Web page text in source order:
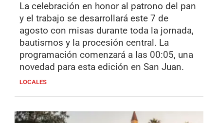
La celebración en honor al patrono del pan
y el trabajo se desarrollará este 7 de
agosto con misas durante toda la jornada,
bautismos y la procesión central. La
programación comenzará a las 00:05, una
novedad para esta edición en San Juan.
LOCALES